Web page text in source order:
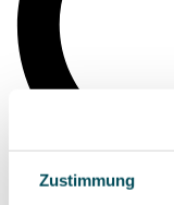
Zustimmung